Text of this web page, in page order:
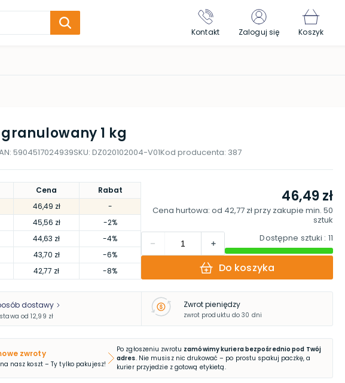
Kontakt Zaloguj się Koszyk
1 kg
5904517024939SKU: DZ020102004-V01Kod producenta: 387
Cena
Rabat
46,49 zł
-
45,56 zł
-2%
44,63 zł
-4%
43,70 zł
-6%
42,77 zł -8%
46,49 zł
Cena hurtowa: od 42,77 złprzy zakupie min. 50
sztuk
Dostępne sztuki : 11
Do koszyka
dostawy
od 12,99 zł
Zwrot pieniędzy
zwrot produktu do 30 dni
zwroty
nasz koszt – Ty tylko pakujesz!
Po zgłoszeniu zwrotu zamówimy kuriera bezpośrednio pod Twój
adres. Nie musisz nic drukować – po prostu spakuj paczkę, a
kurier przyjedzie z gotową etykietą.